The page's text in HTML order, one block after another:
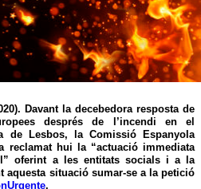
Davant la decebedora resposta de
després de l’incendi en el
de Lesbos, la Comissió Espanyola
reclamat hui la “actuació immediata
oferint a les entitats socials i a la
aquesta situació sumar-se a la petició
.